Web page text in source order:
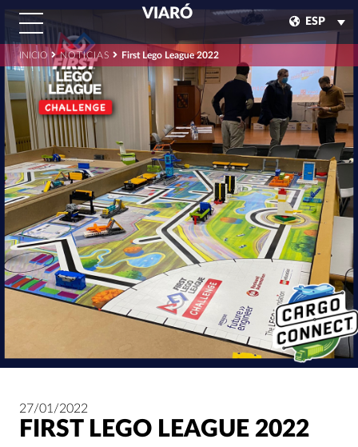
VIARÓ
ESP
INICIO NOTICIAS First Lego League 2022
27/01/2022
FIRST LEGO LEAGUE 2022